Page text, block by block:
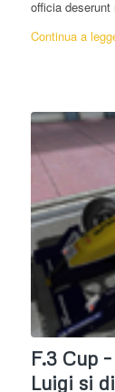
officia
Continua a
F.3 Cup
Luigi si